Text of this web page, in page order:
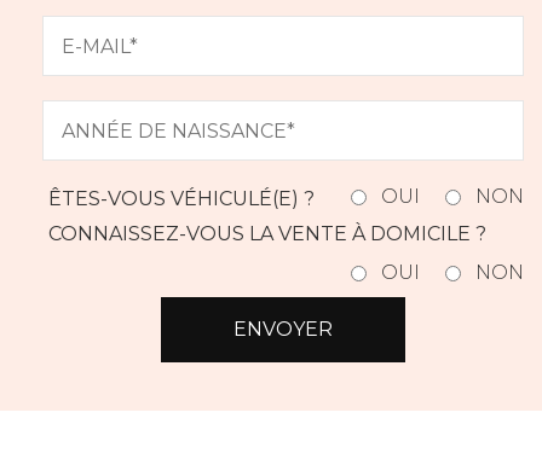
ÊTES-VOUS VÉHICULÉ(E) ? OUI
NON
CONNAISSEZ-VOUS LA VENTE À DOMICILE ?
OUI
NON